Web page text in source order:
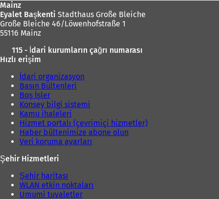
Mainz
Eyalet Başkenti Stadthaus Große Bleiche
Große Bleiche 46/Löwenhofstraße 1
55116 Mainz
115 - İdari kurumların çağrı numarası
Hızlı erişim
İdari organizasyon
Basın Bültenleri
Boş İşler
Konsey bilgi sistemi
Kamu ihaleleri
Hizmet portalı (çevrimiçi hizmetler)
Haber bültenimize abone olun
Veri koruma ayarları
Şehir Hizmetleri
Şehir haritası
WLAN etkin noktaları
Umumi tuvaletler